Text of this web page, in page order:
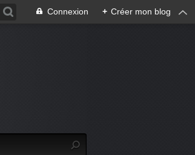
Connexion + Créer mon blog